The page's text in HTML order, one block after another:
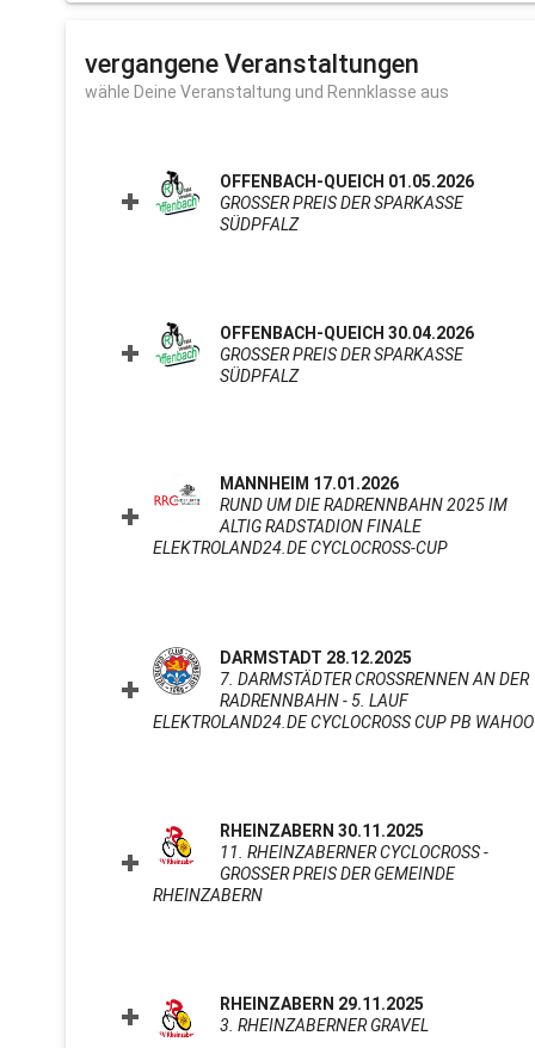
vergangene Veranstaltungen
wähle Deine Veranstaltung und Rennklasse aus
OFFENBACH-QUEICH 01.05.2026
GROSSER PREIS DER SPARKASSE S
ÜDPFALZ CLICK TO EXPAND CONTENTS
OFFENBACH-QUEICH 30.04.2026
GROSSER PREIS DER SPARKASSE S
ÜDPFALZ CLICK TO EXPAND CONTENTS
MANNHEIM 17.01.2026
RUND UM DIE RADRENNBAHN 2025 IM
ALTIG RADSTADION FINALE
ELEKTROLAND24.DE CYCLOCROSS-CUPCLICK TO
DARMSTADT 28.12.2025
7. DARMSTÄDTER CROSSRENNEN AN DER
RADRENNBAHN - 5. LAUF
ELEKTROLAND24.DE CYCLOCROSS CUP PB WAHOO
RHEINZABERN 30.11.2025
11. RHEINZABERNER CYCLOCROSS -
GROSSER PREIS DER GEMEINDE R
HEINZABERN
CLICK TO EXPAND CONTENTS
RHEINZABERN 29.11.2025
3. RHEINZABERNER GRAVEL